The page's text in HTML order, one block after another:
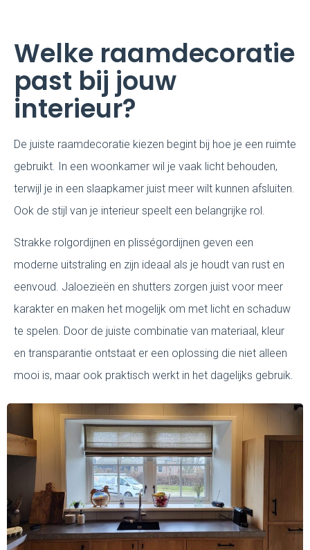
Welke raamdecoratie
past bij jouw
interieur?
De juiste raamdecoratie kiezen begint bij hoe je een ruimte
gebruikt. In een woonkamer wil je vaak licht behouden,
terwijl je in een slaapkamer juist meer wilt kunnen afsluiten.
Ook de stijl van je interieur speelt een belangrijke rol.
Strakke rolgordijnen en plisségordijnen geven een
moderne uitstraling en zijn ideaal als je houdt van rust en
eenvoud. Jaloezieën en shutters zorgen juist voor meer
karakter en maken het mogelijk om met licht en schaduw
te spelen. Door de juiste combinatie van materiaal, kleur
en transparantie ontstaat er een oplossing die niet alleen
mooi is, maar ook praktisch werkt in het dagelijks gebruik.